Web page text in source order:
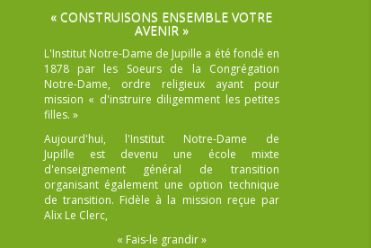
« CONSTRUISONS ENSEMBLE VOTRE
AVENIR »
L'Institut Notre-Dame de Jupille a été fondé en
1878 par les Soeurs de la Congrégation
Notre-Dame, ordre religieux ayant pour
mission « d'instruire diligemment les petites
filles. »
Aujourd'hui, l'Institut Notre-Dame de
Jupille est devenu une école mixte
d'enseignement général de transition
organisant également une option technique
de transition. Fidèle à la mission reçue par
Alix Le Clerc,
« Fais-le grandir »